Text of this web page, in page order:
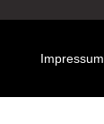
Impressum